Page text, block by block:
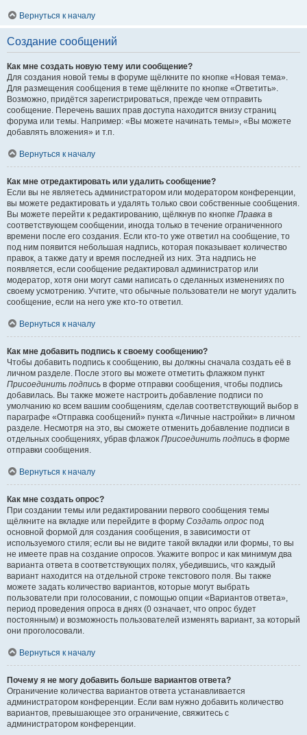
Вернуться к началу
Создание сообщений
Как мне создать новую тему или сообщение?
Для создания новой темы в форуме щёлкните по кнопке «Новая тема».
Для размещения сообщения в теме щёлкните по кнопке «Ответить».
Возможно, придётся зарегистрироваться, прежде чем отправить
сообщение. Перечень ваших прав доступа находится внизу страниц
форума или темы. Например: «Вы можете начинать темы», «Вы можете
добавлять вложения» и т.п.
Вернуться к началу
Как мне отредактировать или удалить сообщение?
Если вы не являетесь администратором или модератором конференции,
вы можете редактировать и удалять только свои собственные сообщения.
Вы можете перейти к редактированию, щёлкнув по кнопке Правка в
соответствующем сообщении, иногда только в течение ограниченного
времени после его создания. Если кто-то уже ответил на сообщение, то
под ним появится небольшая надпись, которая показывает количество
правок, а также дату и время последней из них. Эта надпись не
появляется, если сообщение редактировал администратор или
модератор, хотя они могут сами написать о сделанных изменениях по
своему усмотрению. Учтите, что обычные пользователи не могут удалить
сообщение, если на него уже кто-то ответил.
Вернуться к началу
Как мне добавить подпись к своему сообщению?
Чтобы добавить подпись к сообщению, вы должны сначала создать её в
личном разделе. После этого вы можете отметить флажком пункт
Присоединить подпись в форме отправки сообщения, чтобы подпись
добавилась. Вы также можете настроить добавление подписи по
умолчанию ко всем вашим сообщениям, сделав соответствующий выбор в
параграфе «Отправка сообщений» пункта «Личные настройки» в личном
разделе. Несмотря на это, вы сможете отменить добавление подписи в
отдельных сообщениях, убрав флажок Присоединить подпись в форме
отправки сообщения.
Вернуться к началу
Как мне создать опрос?
При создании темы или редактировании первого сообщения темы
щёлкните на вкладке или перейдите в форму Создать опрос под
основной формой для создания сообщения, в зависимости от
используемого стиля; если вы не видите такой вкладки или формы, то вы
не имеете прав на создание опросов. Укажите вопрос и как минимум два
варианта ответа в соответствующих полях, убедившись, что каждый
вариант находится на отдельной строке текстового поля. Вы также
можете задать количество вариантов, которые могут выбрать
пользователи при голосовании, с помощью опции «Вариантов ответа»,
период проведения опроса в днях (0 означает, что опрос будет
постоянным) и возможность пользователей изменять вариант, за который
они проголосовали.
Вернуться к началу
Почему я не могу добавить больше вариантов ответа?
Ограничение количества вариантов ответа устанавливается
администратором конференции. Если вам нужно добавить количество
вариантов, превышающее это ограничение, свяжитесь с
администратором конференции.